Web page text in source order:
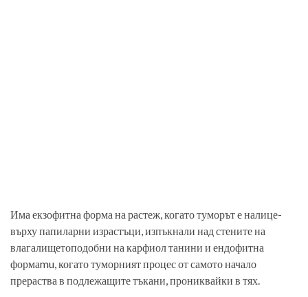
Има екзофитна форма на растеж, когато туморът е налице­
върху папиларни израстъци, изпъкнали над стените на
влагалището­подобни на карфиол танини и ендофитна
форма­mu, когато туморният процес от самото начало
прераства в подлежащите тъкани, прониквайки в тях.